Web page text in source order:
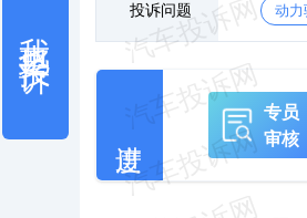
投诉问题 动力
专员
审核